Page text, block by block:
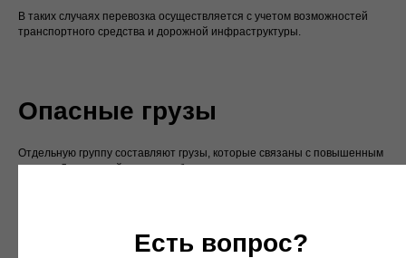
Есть вопрос?
В таких случаях перевозка осуществляется с учетом возможностей
транспортного средства и дорожной инфраструктуры.
Опасные грузы
Отдельную группу составляют грузы, которые связаны с повышенным
риском. Для них действуют особые правила и ограничения,
каждый из которых определяет уровень риска.